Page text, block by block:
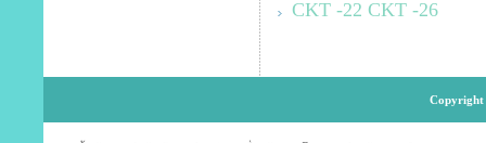
CKT -22 CKT -26
Copyright